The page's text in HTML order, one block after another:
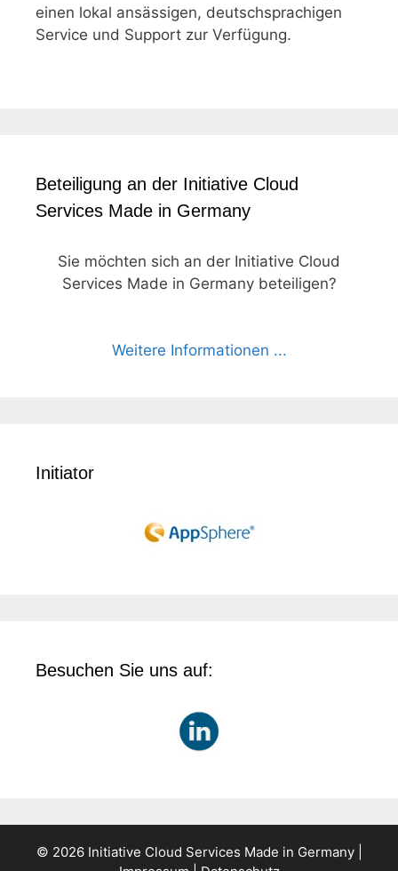
einen lokal ansässigen, deutschsprachigen
Service und Support zur Verfügung.
Beteiligung an der Initiative Cloud
Services Made in Germany
Sie möchten sich an der Initiative Cloud
Services Made in Germany beteiligen?
Weitere Informationen ...
Initiator
Besuchen Sie uns auf:
© 2026 Initiative Cloud Services Made in Germany |